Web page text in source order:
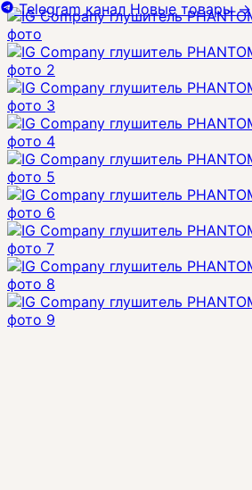
Telegram канал Новые товары→